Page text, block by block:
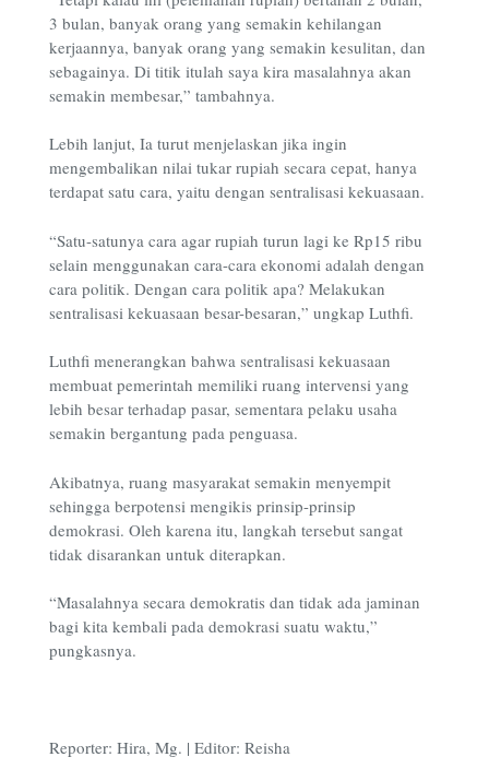
3 bulan, banyak orang yang semakin kehilangan
kerjaannya, banyak orang yang semakin kesulitan, dan
sebagainya. Di titik itulah saya kira masalahnya akan
semakin membesar,” tambahnya.
Lebih lanjut, Ia turut menjelaskan jika ingin
mengembalikan nilai tukar rupiah secara cepat, hanya
terdapat satu cara, yaitu dengan sentralisasi kekuasaan.
“Satu-satunya cara agar rupiah turun lagi ke Rp15 ribu
selain menggunakan cara-cara ekonomi adalah dengan
cara politik. Dengan cara politik apa? Melakukan
sentralisasi kekuasaan besar-besaran,” ungkap Luthfi.
Luthfi menerangkan bahwa sentralisasi kekuasaan
membuat pemerintah memiliki ruang intervensi yang
lebih besar terhadap pasar, sementara pelaku usaha
semakin bergantung pada penguasa.
Akibatnya, ruang masyarakat semakin menyempit
sehingga berpotensi mengikis prinsip-prinsip
demokrasi. Oleh karena itu, langkah tersebut sangat
tidak disarankan untuk diterapkan.
“Masalahnya secara demokratis dan tidak ada jaminan
bagi kita kembali pada demokrasi suatu waktu,”
pungkasnya.
Reporter: Hira, Mg. | Editor: Reisha